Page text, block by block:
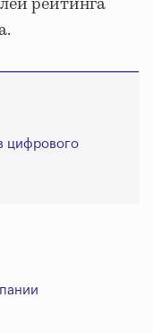
цифрового